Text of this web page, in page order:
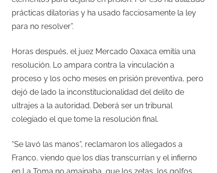
prácticas dilatorias y ha usado facciosamente la ley
para no resolver”.
Horas después, el juez Mercado Oaxaca emitía una
resolución. Lo ampara contra la vinculación a
proceso y los ocho meses en prisión preventiva, pero
dejó de lado la inconstitucionalidad del delito de
ultrajes a la autoridad. Deberá ser un tribunal
colegiado el que tome la resolución final.
“Se lavó las manos”, reclamaron los allegados a
Franco, viendo que los días transcurrían y el infierno